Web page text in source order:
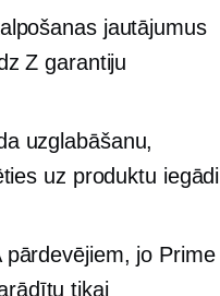
jautājumus
Z garantiju
uzglabāšanu,
uz produktu iegādi
jo ​​Prime
tikai